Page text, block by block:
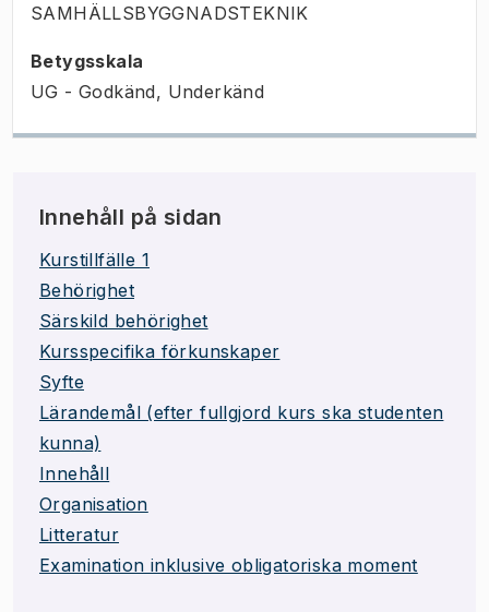
SAMHÄLLSBYGGNADSTEKNIK
Betygsskala
UG - Godkänd, Underkänd
Innehåll på sidan
Kurstillfälle 1
Behörighet
Särskild behörighet
Kursspecifika förkunskaper
Syfte
Lärandemål (efter fullgjord kurs ska studenten
kunna)
Innehåll
Organisation
Litteratur
Examination inklusive obligatoriska moment